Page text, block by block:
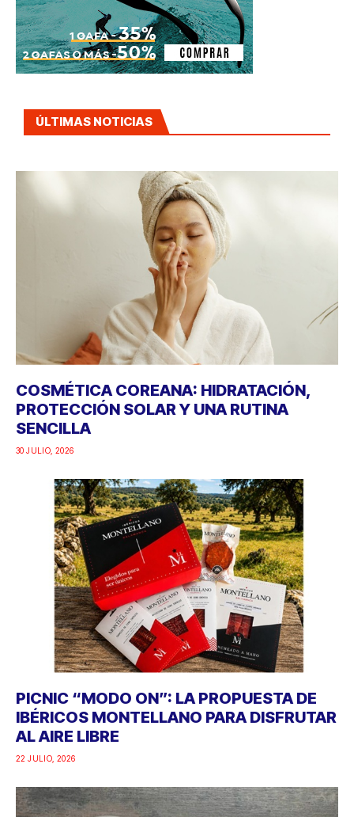
ÚLTIMAS NOTICIAS
COSMÉTICA COREANA: HIDRATACIÓN,
PROTECCIÓN SOLAR Y UNA RUTINA
SENCILLA
30 JULIO, 2026
PICNIC “MODO ON”: LA PROPUESTA DE
IBÉRICOS MONTELLANO PARA DISFRUTAR
AL AIRE LIBRE
22 JULIO, 2026